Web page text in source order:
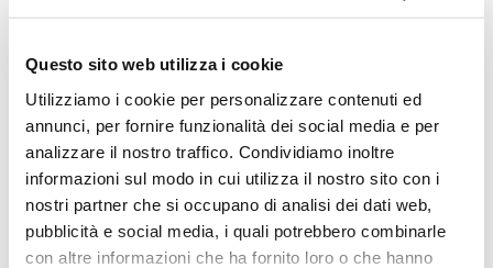
Questo sito web utilizza i cookie
Utilizziamo i cookie per personalizzare contenuti ed
annunci, per fornire funzionalità dei social media e per
analizzare il nostro traffico. Condividiamo inoltre
informazioni sul modo in cui utilizza il nostro sito con i
nostri partner che si occupano di analisi dei dati web,
pubblicità e social media, i quali potrebbero combinarle
con altre informazioni che ha fornito loro o che hanno
- Wild Rose